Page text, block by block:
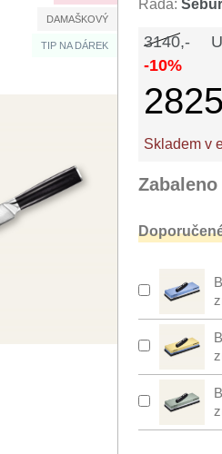
DAMAŠKOVÝ
TIP NA DÁREK
Řada:
3140,-
-10%
Skladem v